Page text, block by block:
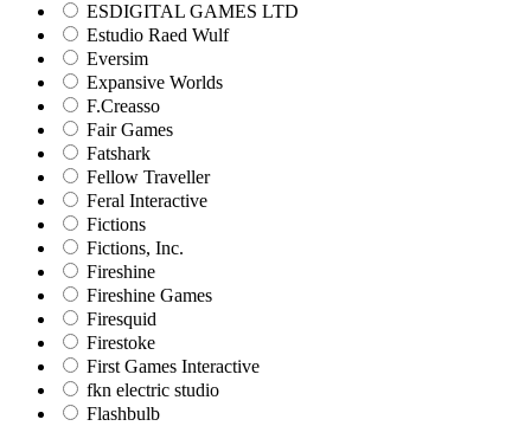
ESDIGITAL GAMES LTD
Estudio Raed Wulf
Eversim
Expansive Worlds
F.Creasso
Fair Games
Fatshark
Fellow Traveller
Feral Interactive
Fictions
Fictions, Inc.
Fireshine
Fireshine Games
Firesquid
Firestoke
First Games Interactive
fkn electric studio
Flashbulb